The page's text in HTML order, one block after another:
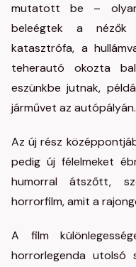
mutatott be – olyan
beleégtek a nézők
katasztrófa, a
teherautó okozta
eszünkbe jutnak,
járművet az autópályán.
Az új rész
pedig új félelmeket
humorral átszőtt,
horrorfilm, amit a
A film
horrorlegenda utolsó